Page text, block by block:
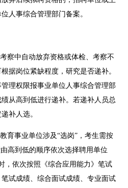
人事综合管理部门备案。
察中自动放弃资格或体检、考察不
据岗位紧缺程度，研究是否递补。
理权限报事业单位人事综合管理部
从高到低进行递补。若递补人员总
补人选。
育事业单位涉及“选岗”，考生需按
高到低的顺序依次选择聘用单位
，依次按照《综合应用能力》笔试
试成绩、综合面试成绩、专业面试